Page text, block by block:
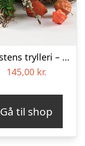
Floristens trylleri – gravpynt – Blomster til begravelse
145,00 kr.
Gå til shop